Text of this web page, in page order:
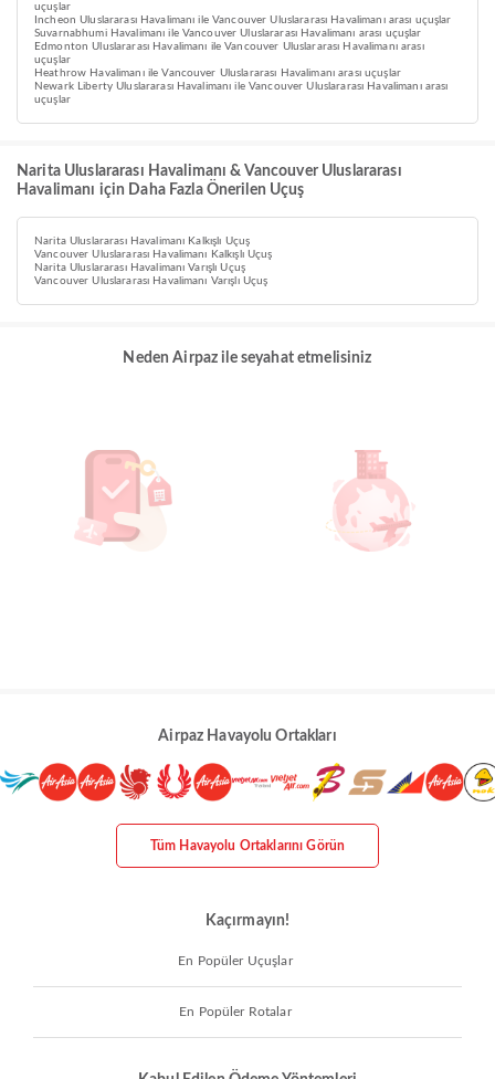
uçuşlar
Incheon Uluslararası Havalimanı ile Vancouver Uluslararası Havalimanı arası uçuşlar
Suvarnabhumi Havalimanı ile Vancouver Uluslararası Havalimanı arası uçuşlar
Edmonton Uluslararası Havalimanı ile Vancouver Uluslararası Havalimanı arası
uçuşlar
Heathrow Havalimanı ile Vancouver Uluslararası Havalimanı arası uçuşlar
Newark Liberty Uluslararası Havalimanı ile Vancouver Uluslararası Havalimanı arası
uçuşlar
Narita Uluslararası Havalimanı & Vancouver Uluslararası
Havalimanı için Daha Fazla Önerilen Uçuş
Narita Uluslararası Havalimanı Kalkışlı Uçuş
Vancouver Uluslararası Havalimanı Kalkışlı Uçuş
Narita Uluslararası Havalimanı Varışlı Uçuş
Vancouver Uluslararası Havalimanı Varışlı Uçuş
Neden Airpaz ile seyahat etmelisiniz
Airpaz Havayolu Ortakları
Tüm Havayolu Ortaklarını Görün
Kaçırmayın!
En Popüler Uçuşlar
En Popüler Rotalar